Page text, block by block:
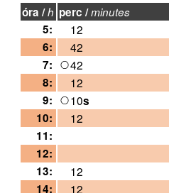
óra /h perc /minutes
5:
12
6:
42
7:
42
8:
12
9:
10s
10:
12
11:
12:
13:
12
14:
12